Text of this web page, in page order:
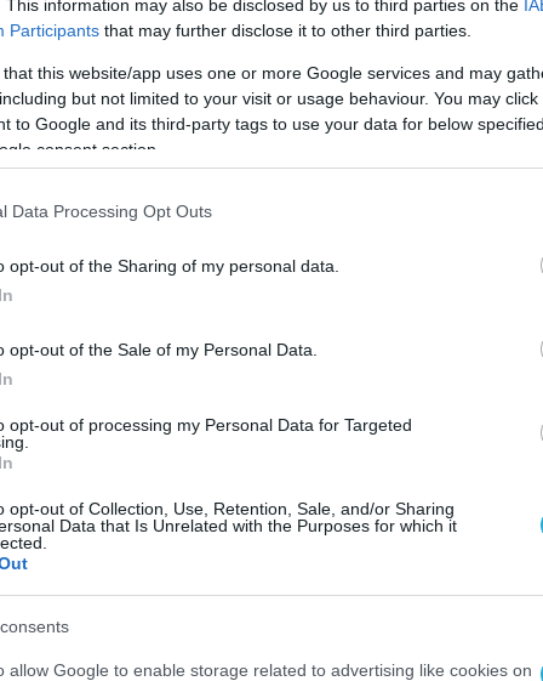
This information may also be disclosed by us to third parties on the
Participants that may further disclose it to other third parties.
that this website/app uses one or more Google services and may
but not limited to your visit or usage behaviour. You may
to Google and its third-party tags to use your data for below
consent section.
Data Processing Opt Outs
opt-out of the Sharing of my personal data.
opt-out of the Sale of my Personal Data.
opt-out of processing my Personal Data for Targeted
opt-out of Collection, Use, Retention, Sale, and/or Sharing
Data that Is Unrelated with the Purposes for which it
allow Google to enable storage related to advertising like cookies on
| 09:03
η βάση αεροδιακομιδών στο Άκτιο
η κυβέρνηση
η Ήπειρος και τα Ιόνια Νησιά
| 20:47
στην Ισπανία ο Ρώσος
είχε παραδώσει ελικόπτερο Mil Mi-8
Ουκρανούς σκοτώνοντας τα άλλα δύο
του πληρώματος
του βρέθηκε σε υπόγειο πάρκινγκ στην κοινότητα